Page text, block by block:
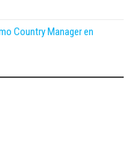
Country Manager en